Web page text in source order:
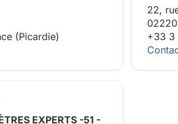
(Picardie)
22,
+33 3
EXPERTS -51 -